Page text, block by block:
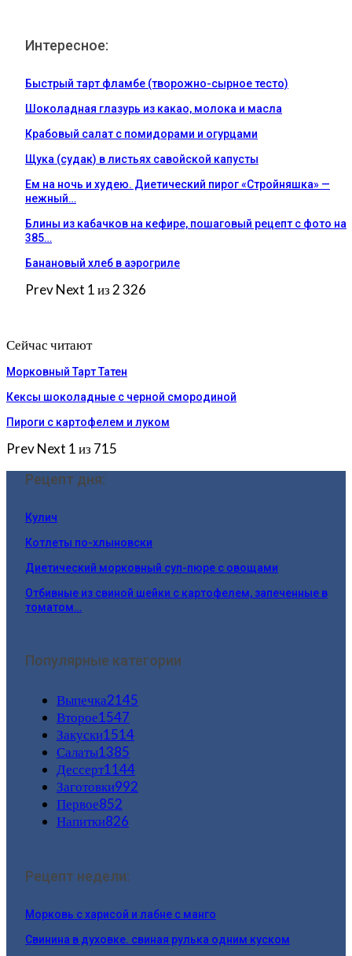
Интересное:
Быстрый тарт фламбе (творожно-сырное тесто)
Шоколадная глазурь из какао, молока и масла
Крабовый салат с помидорами и огурцами
Щука (судак) в листьях савойской капусты
Ем на ночь и худею. Диетический пирог «Стройняшка» —
нежный…
Блины из кабачков на кефире, пошаговый рецепт с фото на
385…
Банановый хлеб в аэрогриле
PrevNext 1 из 2 326
Сейчас читают
Морковный Тарт Татен
Кексы шоколадные с черной смородиной
Пироги c картофелем и луком
PrevNext 1 из 715
Рецепт дня:
Кулич
Котлеты по-хлыновски
Диетический морковный суп-пюре с овощами
Отбивные из свиной шейки с картофелем, запеченные в
томатом…
Популярные категории
Выпечка2145
Второе1547
Закуски1514
Салаты1385
Дессерт1144
Заготовки992
Первое852
Напитки826
Рецепт недели:
Морковь с харисой и лабне с манго
Свинина в духовке. свиная рулька одним куском